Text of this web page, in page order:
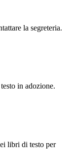
la segreteria.
in adozione.
libri di testo per